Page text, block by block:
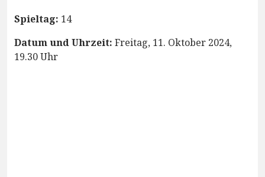
Spieltag: 14
Datum und Uhrzeit: Freitag, 11. Oktober 2024,
19.30 Uhr